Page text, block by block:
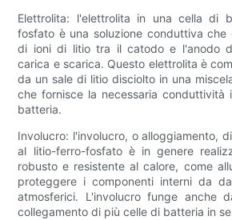
Elettrolita: l'elettrolita in una cella di
fosfato è una soluzione conduttiva che
di ioni di litio tra il catodo e l'anodo
carica e scarica. Questo elettrolita è
da un sale di litio disciolto in una
che fornisce la necessaria conduttività
batteria.
Involucro: l'involucro, o alloggiamento,
al litio-ferro-fosfato è in genere
robusto e resistente al calore, come
proteggere i componenti interni da
atmosferici. L'involucro funge anche
collegamento di più celle di batteria in